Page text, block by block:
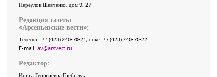
Переулок Шевченко, дом 9, 27
Редакция газеты
«Арсеньевские вести»:
Телефон: +7 (423) 240-70-21, факс: +7 (423) 240-70-22
E-mail: av@arsvest.ru
Редактор:
Ирина Георгиевна Гребнёва,